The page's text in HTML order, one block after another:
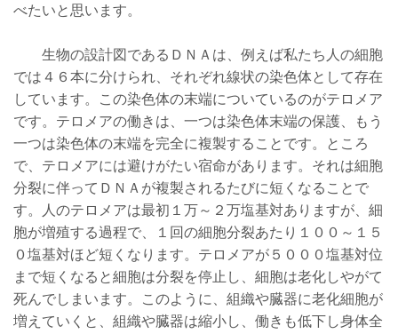
べたいと思います。
生物の設計図であるＤＮＡは、例えば私たち人の細胞
では４６本に分けられ、それぞれ線状の染色体として存在
しています。この染色体の末端についているのがテロメア
です。テロメアの働きは、一つは染色体末端の保護、もう
一つは染色体の末端を完全に複製することです。ところ
で、テロメアには避けがたい宿命があります。それは細胞
分裂に伴ってＤＮＡが複製されるたびに短くなることで
す。人のテロメアは最初１万～２万塩基対ありますが、細
胞が増殖する過程で、１回の細胞分裂あたり１００～１５
０塩基対ほど短くなります。テロメアが５０００塩基対位
まで短くなると細胞は分裂を停止し、細胞は老化しやがて
死んでしまいます。このように、組織や臓器に老化細胞が
増えていくと、組織や臓器は縮小し、働きも低下し身体全